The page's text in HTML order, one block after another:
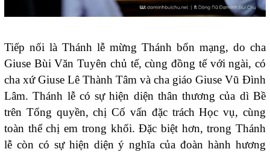
Tiếp nối là Thánh lễ mừng Thánh bổn mạng, do cha
Giuse Bùi Văn Tuyên chủ tế, cùng đồng tế với ngài, có
cha xứ Giuse Lê Thành Tâm và cha giáo Giuse Vũ Đình
Lâm. Thánh lễ có sự hiện diện thân thương của dì Bề
trên Tổng quyền, chị Cố vấn đặc trách Học vụ, cùng
toàn thể chị em trong khối. Đặc biệt hơn, trong Thánh
lễ còn có sự hiện diện ý nghĩa của đoàn hành hương